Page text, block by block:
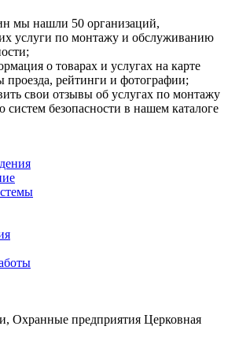
мы нашли 50 организаций,
услуги по монтажу и обслуживанию
о товарах и услугах на карте
рейтинги и фотографии;
свои отзывы об услугах по монтажу
безопасности в нашем каталоге
Охранные предприятия Церковная